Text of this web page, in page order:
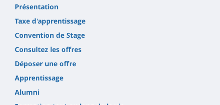
Présentation
Taxe d'apprentissage
Convention de Stage
Consultez les offres
Déposer une offre
Apprentissage
Alumni